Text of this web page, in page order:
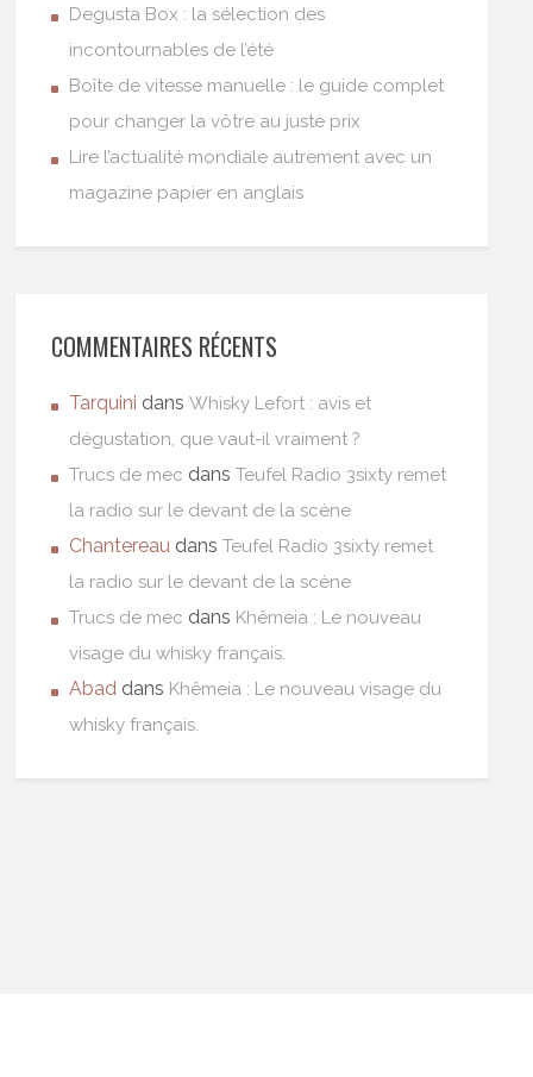
Degusta Box : la sélection des
incontournables de l’été
Boîte de vitesse manuelle : le guide complet
pour changer la vôtre au juste prix
Lire l’actualité mondiale autrement avec un
magazine papier en anglais
COMMENTAIRES RÉCENTS
Tarquini dansWhisky Lefort : avis et
dégustation, que vaut-il vraiment ?
Trucs de mec dansTeufel Radio 3sixty remet
la radio sur le devant de la scène
Chantereau dansTeufel Radio 3sixty remet
la radio sur le devant de la scène
Trucs de mec dans Khêmeia : Le nouveau
visage du whisky français.
Abad dans Khêmeia : Le nouveau visage du
whisky français.